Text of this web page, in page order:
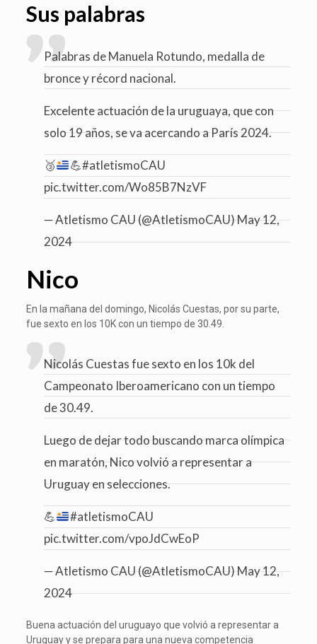
Sus palabras
Palabras de Manuela Rotundo, medalla de
bronce y récord nacional.
Excelente actuación de la uruguaya, que con
solo 19 años, se va acercando a París 2024.
🥉 💪#atletismoCAU
pic.twitter.com/Wo85B7NzVF
— Atletismo CAU (@AtletismoCAU)May 12,
2024
Nico
En la mañana del domingo, Nicolás Cuestas, por su parte,
fue sexto en los 10K con un tiempo de 30.49.
Nicolás Cuestas fue sexto en los 10k del
Campeonato Iberoamericano con un tiempo
de 30.49.
Luego de dejar todo buscando marca olímpica
en maratón, Nico volvió a representar a
Uruguay en selecciones.
💪
#atletismoCAU
pic.twitter.com/vpoJdCwEoP
— Atletismo CAU (@AtletismoCAU)May 12,
2024
Buena actuación del uruguayo que volvió a representar a
Uruguay y se prepara para una nueva competencia